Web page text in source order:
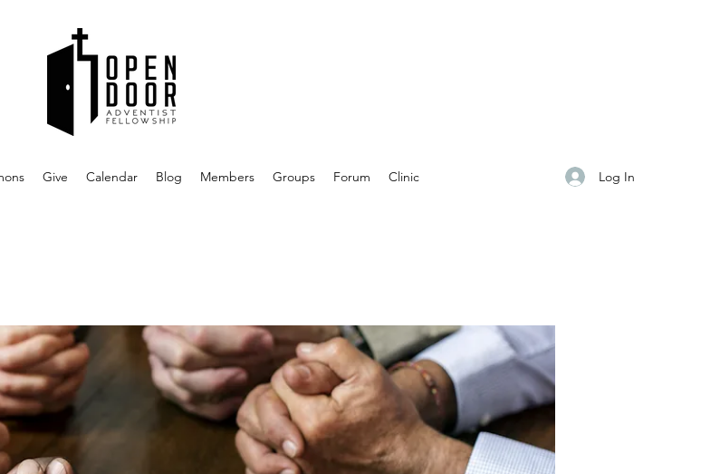
Give Calendar Blog Members Groups Forum Clinic Log In